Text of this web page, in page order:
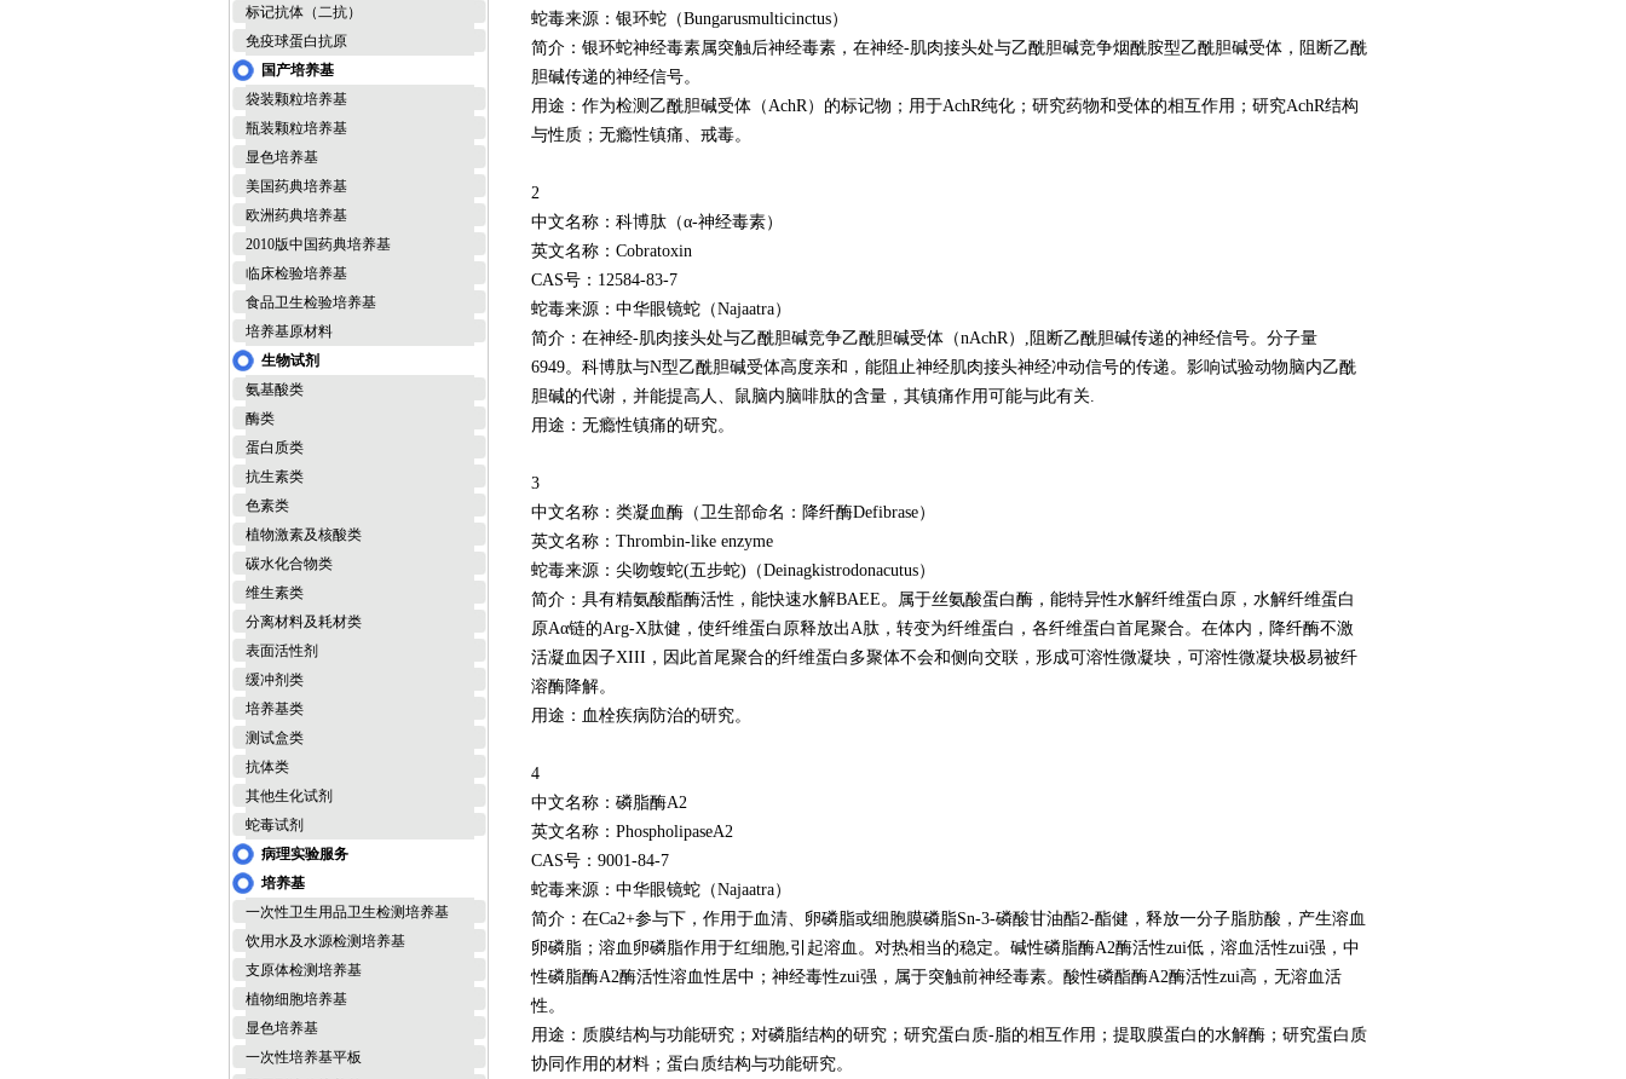
标记抗体（二抗）
免疫球蛋白抗原
国产培养基
袋装颗粒培养基
瓶装颗粒培养基
显色培养基
美国药典培养基
欧洲药典培养基
2010版中国药典培养基
临床检验培养基
食品卫生检验培养基
培养基原材料
生物试剂
氨基酸类
酶类
蛋白质类
抗生素类
色素类
植物激素及核酸类
碳水化合物类
维生素类
分离材料及耗材类
表面活性剂
缓冲剂类
培养基类
测试盒类
抗体类
其他生化试剂
蛇毒试剂
病理实验服务
培养基
一次性卫生用品卫生检测培养基
饮用水及水源检测培养基
支原体检测培养基
植物细胞培养基
显色培养基
一次性培养基平板
蛇毒来源：银环蛇（Bungarusmulticinctus）
简介：银环蛇神经毒素属突触后神经毒素，在神经-肌肉接头处与乙酰胆碱竞争烟酰胺型乙酰胆碱受体，阻断乙酰
胆碱传递的神经信号。
用途：作为检测乙酰胆碱受体（AchR）的标记物；用于AchR纯化；研究药物和受体的相互作用；研究AchR结构
与性质；无瘾性镇痛、戒毒。
2
中文名称：科博肽（α-神经毒素）
英文名称：Cobratoxin
CAS号： 12584-83-7
蛇毒来源：中华眼镜蛇（Najaatra）
简介：在神经-肌肉接头处与乙酰胆碱竞争乙酰胆碱受体（nAchR）,阻断乙酰胆碱传递的神经信号。分子量
6949。科博肽与N型乙酰胆碱受体高度亲和，能阻止神经肌肉接头神经冲动信号的传递。影响试验动物脑内乙酰
胆碱的代谢，并能提高人、鼠脑内脑啡肽的含量，其镇痛作用可能与此有关.
用途：无瘾性镇痛的研究。
3
中文名称：类凝血酶（卫生部命名：降纤酶Defibrase）
英文名称：Thrombin-like enzyme
蛇毒来源：尖吻蝮蛇(五步蛇)（Deinagkistrodonacutus）
简介：具有精氨酸酯酶活性，能快速水解BAEE。属于丝氨酸蛋白酶，能特异性水解纤维蛋白原，水解纤维蛋白
原Aα链的Arg-X肽健，使纤维蛋白原释放出A肽，转变为纤维蛋白，各纤维蛋白首尾聚合。在体内，降纤酶不激
活凝血因子XIII，因此首尾聚合的纤维蛋白多聚体不会和侧向交联，形成可溶性微凝块，可溶性微凝块极易被纤
溶酶降解。
用途：血栓疾病防治的研究。
4
中文名称：磷脂酶A2
英文名称：PhospholipaseA2
CAS号： 9001-84-7
蛇毒来源：中华眼镜蛇（Najaatra）
简介：在Ca2+参与下，作用于血清、卵磷脂或细胞膜磷脂Sn-3-磷酸甘油酯2-酯健，释放一分子脂肪酸，产生溶血
卵磷脂；溶血卵磷脂作用于红细胞,引起溶血。对热相当的稳定。碱性磷脂酶A2酶活性zui低，溶血活性zui强，中
性磷脂酶A2酶活性溶血性居中；神经毒性zui强，属于突触前神经毒素。酸性磷酯酶A2酶活性zui高，无溶血活
性。
用途：质膜结构与功能研究；对磷脂结构的研究；研究蛋白质-脂的相互作用；提取膜蛋白的水解酶；研究蛋白质
协同作用的材料；蛋白质结构与功能研究。